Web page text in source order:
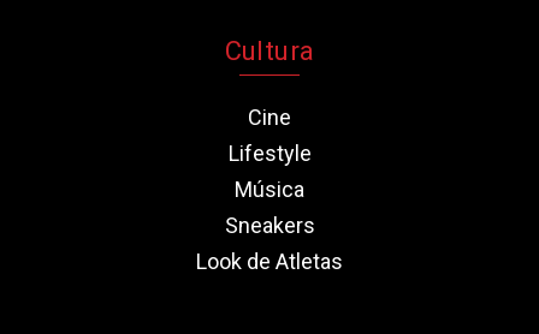
Cultura
Cine
Lifestyle
Música
Sneakers
Look de Atletas